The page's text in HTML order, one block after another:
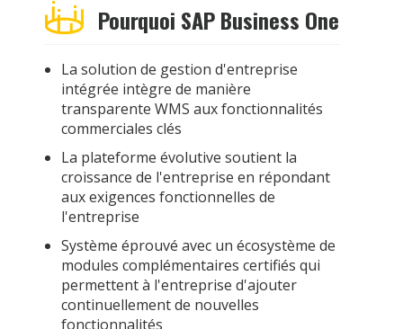
Pourquoi SAP Business One
La solution de gestion d'entreprise
intégrée intègre de manière
transparente WMS aux fonctionnalités
commerciales clés
La plateforme évolutive soutient la
croissance de l'entreprise en répondant
aux exigences fonctionnelles de
l'entreprise
Système éprouvé avec un écosystème de
modules complémentaires certifiés qui
permettent à l'entreprise d'ajouter
continuellement de nouvelles
fonctionnalités